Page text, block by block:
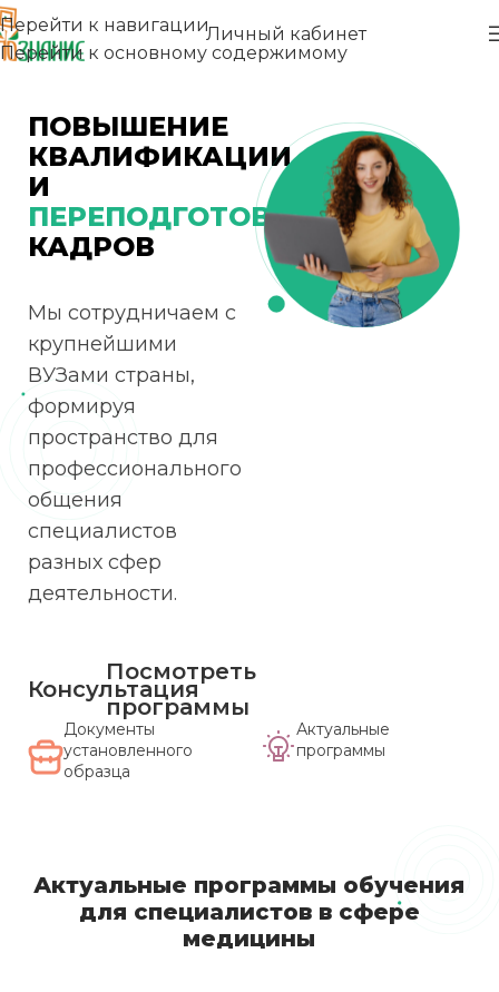
Перейти к навигации
Перейти к основному содержимому
Личный кабинет
ПОВЫШЕНИЕ
КВАЛИФИКАЦИИ
И
ПЕРЕПОДГОТОВКА
КАДРОВ
Мы сотрудничаем с
крупнейшими
ВУЗами страны,
формируя
пространство для
профессионального
общения
специалистов
разных сфер
деятельности.
Консультация
Посмотреть
программы
Документы
установленного
образца
Актуальные
программы
Актуальные программы обучения
для специалистов в сфере
медицины